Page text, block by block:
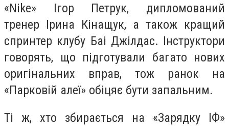
«Nike» Ігор Петрук, дипломований
тренер Ірина Кінащук, а також кращий
спринтер клубу Баі Джілдас. Інструктори
говорять, що підготували багато нових
оригінальних вправ, тож ранок на
«Парковій алеї» обіцяє бути запальним.
Ті ж, хто збирається на «Зарядку ІФ»